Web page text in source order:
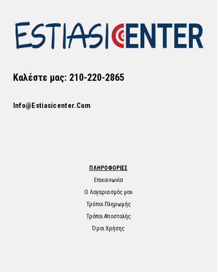
Καλέστε μας: 210-220-2865
Info@estiasicenter.com
ΠΛΗΡΟΦΟΡΙΕΣ
Επικοινωνία
Ο Λογαριασμός μου
Τρόποι Πληρωμής
Τρόποι Αποστολής
Όροι Χρήσης